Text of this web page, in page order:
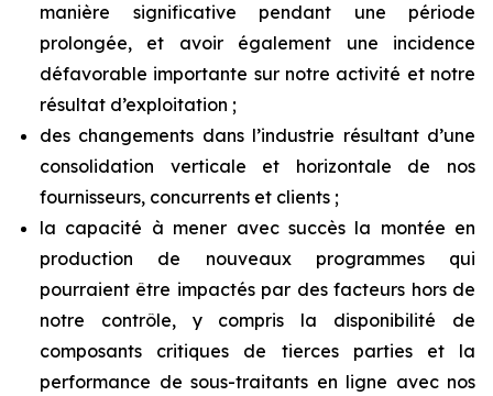
manière significative pendant une période
prolongée, et avoir également une incidence
défavorable importante sur notre activité et notre
résultat d’exploitation ;
des changements dans l’industrie résultant d’une
consolidation verticale et horizontale de nos
fournisseurs, concurrents et clients ;
la capacité à mener avec succès la montée en
production de nouveaux programmes qui
pourraient être impactés par des facteurs hors de
notre contrôle, y compris la disponibilité de
composants critiques de tierces parties et la
performance de sous-traitants en ligne avec nos